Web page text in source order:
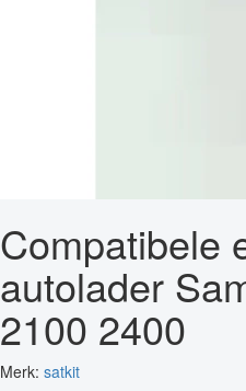
Compatibele
autolader
2100 2400
Merk: satkit